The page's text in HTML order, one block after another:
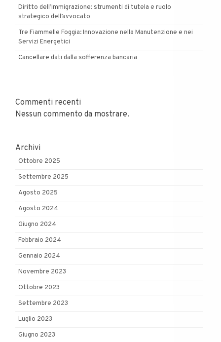
Diritto dell’immigrazione: strumenti di tutela e ruolo
strategico dell’avvocato
Tre Fiammelle Foggia: Innovazione nella Manutenzione e nei
Servizi Energetici
Cancellare dati dalla sofferenza bancaria
Commenti recenti
Nessun commento da mostrare.
Archivi
Ottobre 2025
Settembre 2025
Agosto 2025
Agosto 2024
Giugno 2024
Febbraio 2024
Gennaio 2024
Novembre 2023
Ottobre 2023
Settembre 2023
Luglio 2023
Giugno 2023